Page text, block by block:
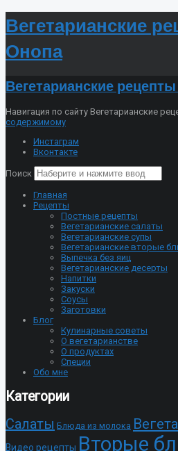
Вегетарианские
Онопа
Вегетарианские
Навигация по сайту Вегетарианские
содержимому
Инстаграм
Вконтакте
Поиск
Главная
Рецепты
Постные рецепты
Вегетарианские салаты
Вегетарианские супы
Вегетарианские вторые
Выпечка без яиц
Вегетарианские десерты
Напитки
Закуски
Соусы
Заготовки
Блог
Кулинарные советы
О вегетарианстве
О продуктах
Специи
Обо мне
Категории
Cалаты Блюда из молока
Видео рецепты Вторые